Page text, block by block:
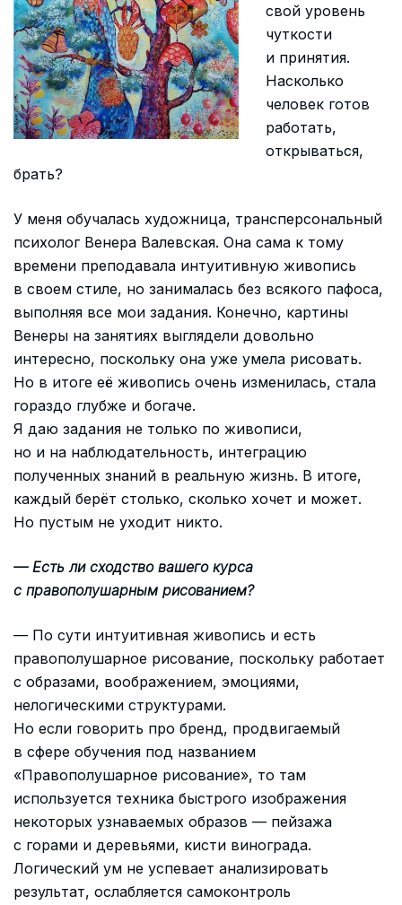
свой уровень
чуткости
и принятия.
Насколько
человек готов
работать,
открываться,
брать?
У меня обучалась художница, трансперсональный
психолог Венера Валевская. Она сама к тому
времени преподавала интуитивную живопись
в своем стиле, но занималась без всякого пафоса,
выполняя все мои задания. Конечно, картины
Венеры на занятиях выглядели довольно
интересно, поскольку она уже умела рисовать.
Но в итоге её живопись очень изменилась, стала
гораздо глубже и богаче.
Я даю задания не только по живописи,
но и на наблюдательность, интеграцию
полученных знаний в реальную жизнь. В итоге,
каждый берёт столько, сколько хочет и может.
Но пустым не уходит никто.
— Есть ли сходство вашего курса
с правополушарным рисованием?
— По сути интуитивная живопись и есть
правополушарное рисование, поскольку работает
с образами, воображением, эмоциями,
нелогическими структурами.
Но если говорить про бренд, продвигаемый
в сфере обучения под названием
«Правополушарное рисование», то там
используется техника быстрого изображения
некоторых узнаваемых образов — пейзажа
с горами и деревьями, кисти винограда.
Логический ум не успевает анализировать
результат, ослабляется самоконтроль